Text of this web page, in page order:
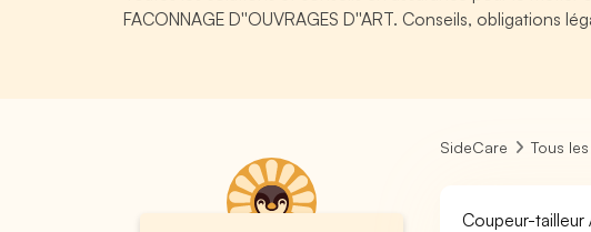
FACONNAGE D''OUVRAGES D''ART. Conseils, obligations
SideCare Tous
Coupeur-tailleur